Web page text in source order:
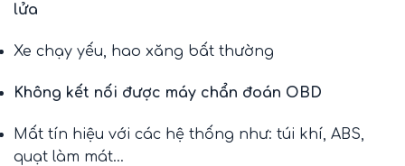
lửa
Xe chạy yếu, hao xăng bất thường
Không kết nối được máy chẩn đoán OBD
Mất tín hiệu với các hệ thống như: túi khí, ABS,
quạt làm mát…